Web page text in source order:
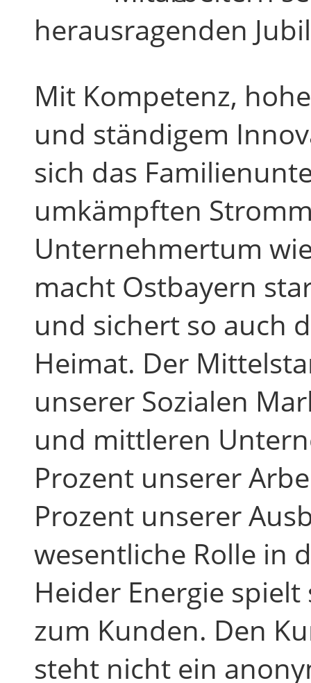
herausragenden
Mit Kompetenz,
und ständigem
sich das
umkämpften
Unternehmertum
macht Ostbayern
und sichert so auch
Heimat. Der
unserer Sozialen
und mittleren
Prozent unserer
Prozent unserer
wesentliche Rolle in
Heider Energie
zum Kunden. Den
steht nicht ein